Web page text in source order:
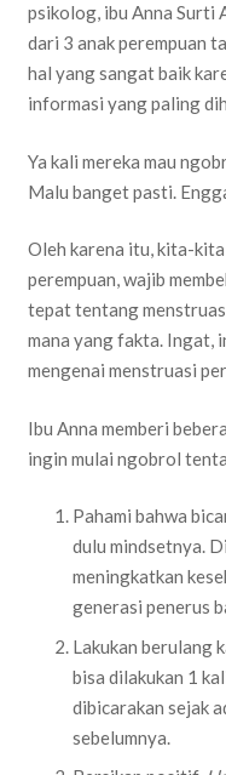
psikolog, ibu Anna Surti
dari 3 anak perempuan
hal yang sangat baik
informasi yang paling
Ya kali mereka mau
Malu banget pasti.
Oleh karena itu, kita-kita
perempuan, wajib
tepat tentang
mana yang fakta. Ingat,
mengenai menstruasi
Ibu Anna memberi
ingin mulai ngobrol
Pahami bahwa
dulu mindsetnya.
meningkatkan
generasi penerus
Lakukan berulang
bisa dilakukan 1
dibicarakan sejak
sebelumnya.